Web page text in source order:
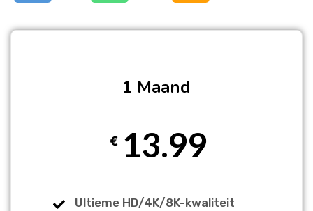
1 Maand
€ 13.99
Ultieme HD/4K/8K-kwaliteit